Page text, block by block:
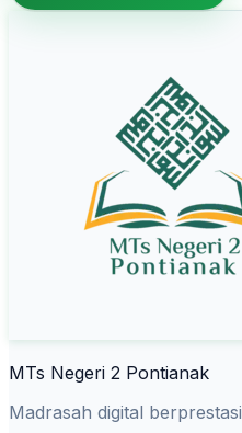
MTs Negeri 2 Pontianak
Madrasah digital berprestasi